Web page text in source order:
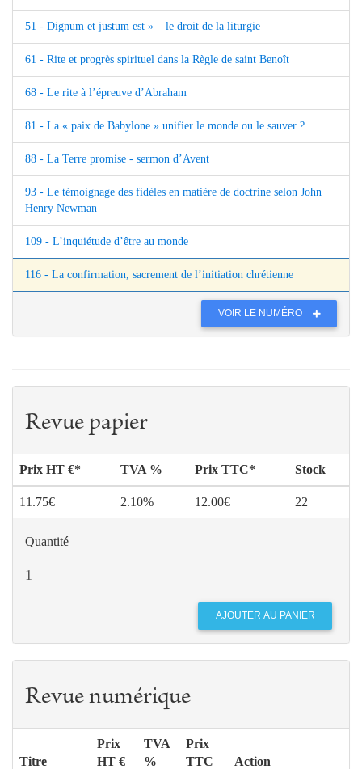
51 - Dignum et justum est » – le droit de la liturgie
61 - Rite et progrès spirituel dans la Règle de saint Benoît
68 - Le rite à l’épreuve d’Abraham
81 - La « paix de Babylone » unifier le monde ou le sauver ?
88 - La Terre promise - sermon d’Avent
93 - Le témoignage des fidèles en matière de doctrine selon John
Henry Newman
109 - L’inquiétude d’être au monde
116 - La confirmation, sacrement de l’initiation chrétienne
VOIR LE NUMÉRO
Revue papier
Prix HT €* TVA % Prix TTC* Stock
11.75€ 2.10% 12.00€ 22
Quantité
Revue numérique
Titre
Prix
HT €
TVA
%
Prix
TTC
Action